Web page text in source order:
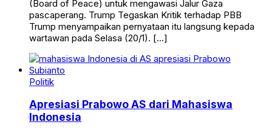
(Board of Peace) untuk mengawasi Jalur Gaza
pascaperang. Trump Tegaskan Kritik terhadap PBB
Trump menyampaikan pernyataan itu langsung kepada
wartawan pada Selasa (20/1). […]
Politik
Apresiasi Prabowo AS dari Mahasiswa
Indonesia